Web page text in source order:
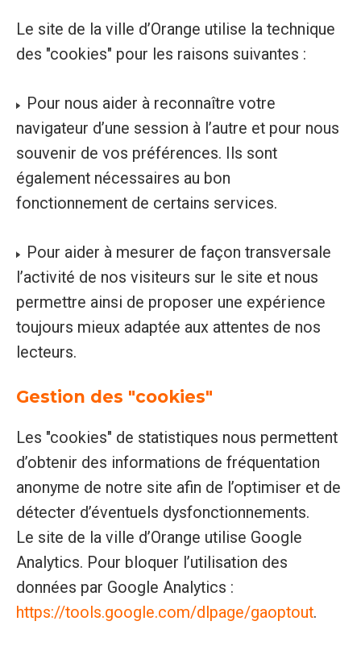
Le site de la ville d’Orange utilise la technique
des "cookies" pour les raisons suivantes :
Pour nous aider à reconnaître votre
navigateur d’une session à l’autre et pour nous
souvenir de vos préférences. Ils sont
également nécessaires au bon
fonctionnement de certains services.
Pour aider à mesurer de façon transversale
l’activité de nos visiteurs sur le site et nous
permettre ainsi de proposer une expérience
toujours mieux adaptée aux attentes de nos
lecteurs.
Gestion des "cookies"
Les "cookies" de statistiques nous permettent
d’obtenir des informations de fréquentation
anonyme de notre site afin de l’optimiser et de
détecter d’éventuels dysfonctionnements.
Le site de la ville d’Orange utilise Google
Analytics. Pour bloquer l’utilisation des
données par Google Analytics :
https://tools.google.com/dlpage/gaoptout.